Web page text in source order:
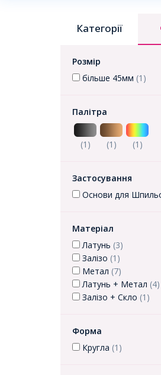
Категорії
Розмір
більше 45мм (1)
Палітра
(1) (1) (1)
Застосування
Основи для
Матеріал
Латунь (3)
Залізо (1)
Метал (7)
Латунь + Метал (4)
Залізо + Скло (1)
Форма
Кругла (1)